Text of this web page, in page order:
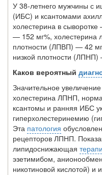
У 38-летнего мужчины с
(ИБС) и ксантомами
холестерина в
— 152 мг%, холестерина
плотности (ЛПВП) — 42
низкой плотности
Каков вероятный
Значительное
холестерина ЛПНП,
ксантомы и ранняя ИБС
гиперхолестеринемию
Эта патология
рецепторов ЛПНП.
липидоснижающая
эзетимибом,
никотиновой кислотой) и